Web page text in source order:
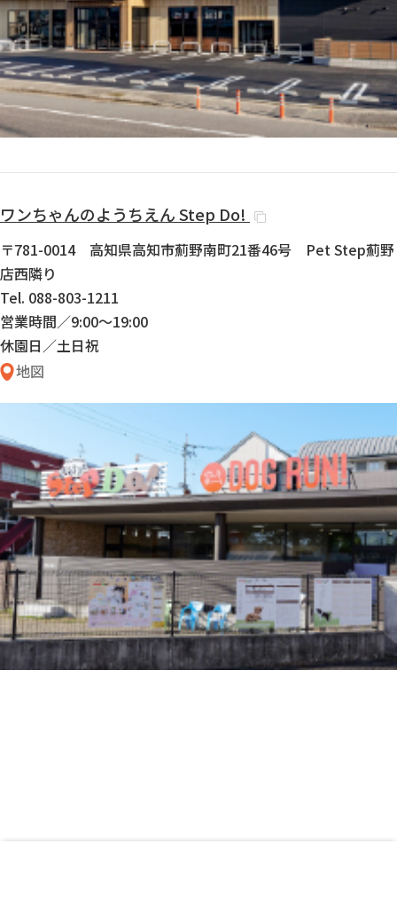
ワンちゃんのようちえんStep Do!
〒781-0014 高知県高知市薊野南町21番46号 Pet Step薊野
店西隣り
Tel. 088-803-1211
営業時間／9:00〜19:00
休園日／土日祝
地図